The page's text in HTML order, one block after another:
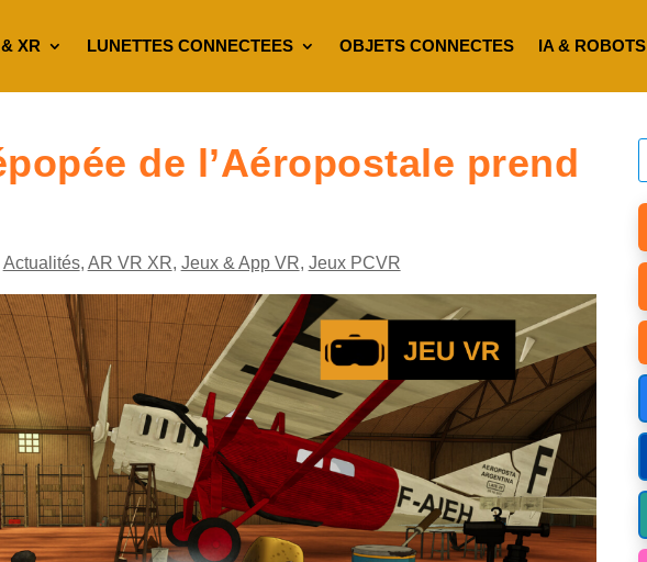
XR LUNETTES CONNECTEES OBJETS CONNECTES IA & ROBOTS
de l’Aéropostale prend
Actualités, AR VR XR, Jeux & App VR, Jeux PCVR